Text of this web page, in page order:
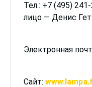
Тел.: +7 (495)
лицо — Денис
Электронная
Сайт: